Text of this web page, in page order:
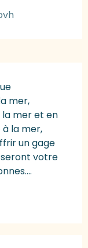
mer,
la mer et en
à la mer,
un gage
votre